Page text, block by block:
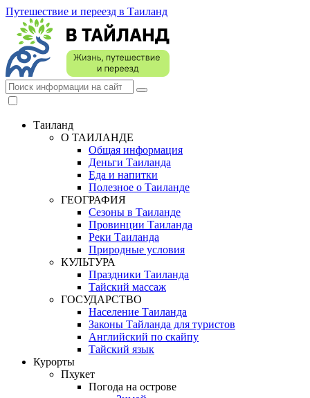
Путешествие и переезд в Таиланд
Таиланд
О ТАИЛАНДЕ
Общая информация
Деньги Таиланда
Еда и напитки
Полезное о Таиланде
ГЕОГРАФИЯ
Сезоны в Таиланде
Провинции Таиланда
Реки Таиланда
Природные условия
КУЛЬТУРА
Праздники Таиланда
Тайский массаж
ГОСУДАРСТВО
Население Таиланда
Законы Тайланда для туристов
Английский по скайпу
Тайский язык
Курорты
Пхукет
Погода на острове